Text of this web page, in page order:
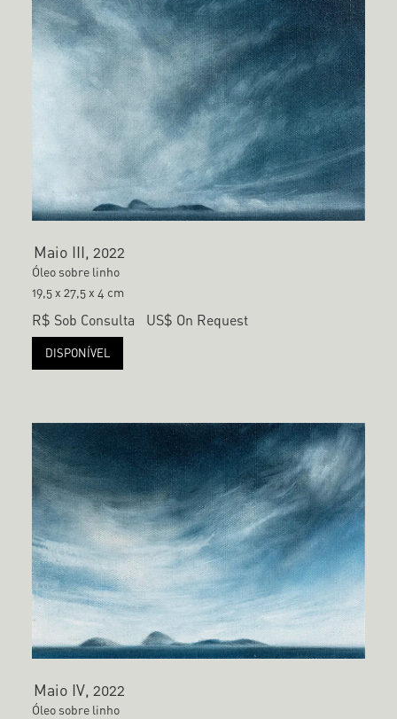
Maio III, 2022
Óleo sobre linho
19,5 x 27,5 x 4 cm
R$ Sob Consulta US$ On Request
DISPONÍVEL
Maio IV, 2022
Óleo sobre linho